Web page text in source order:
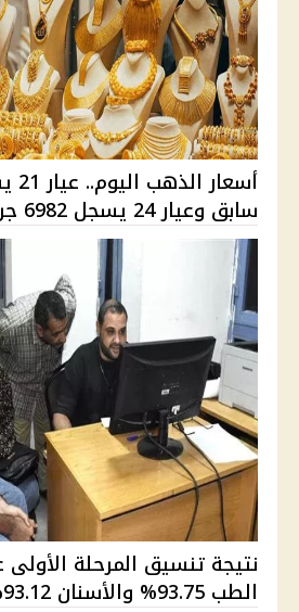
سابق وعيار 24 يسجل 6982 جن...
نتيجة تنسيق المرحلة
الطب 93.75% والأسنان 93.12% وت...